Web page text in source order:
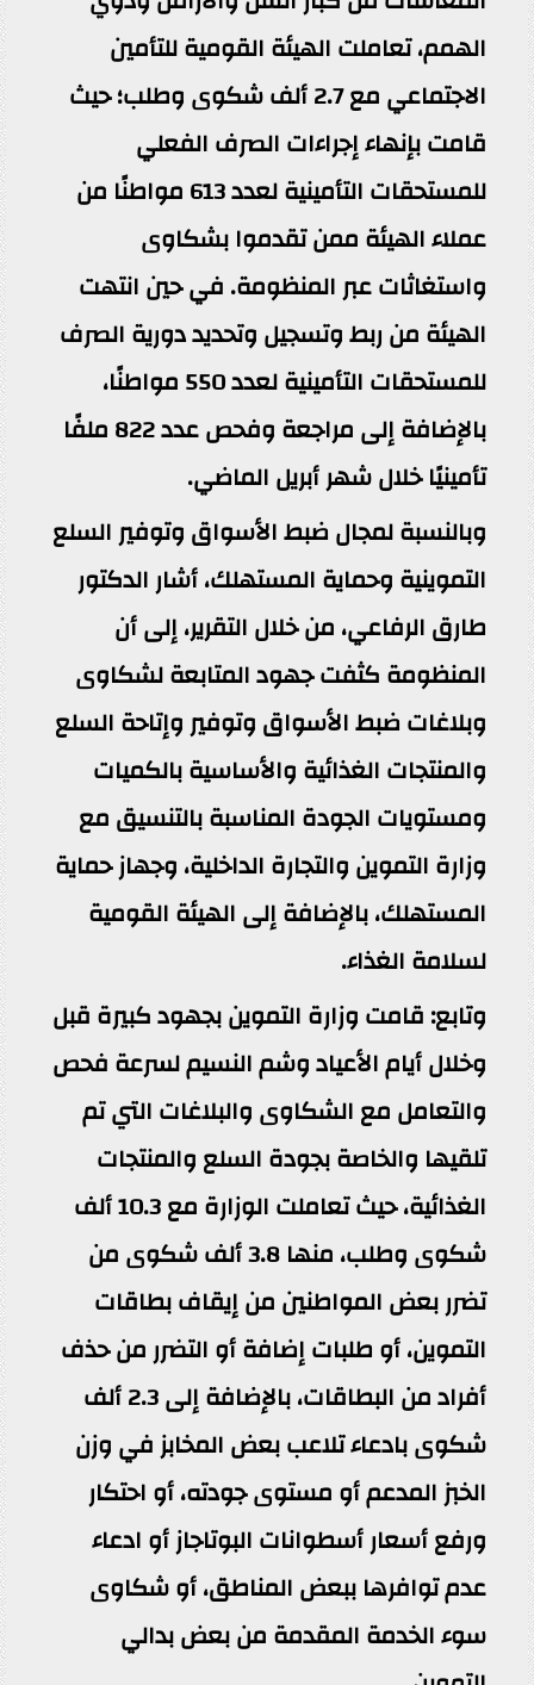
الهمم، تعاملت الهيئة القومية للتأمين
الاجتماعي مع 2.7 ألف شكوى وطلب؛ حيث
قامت بإنهاء إجراءات الصرف الفعلي
للمستحقات التأمينية لعدد 613 مواطنًا من
عملاء الهيئة ممن تقدموا بشكاوى
واستغاثات عبر المنظومة. في حين انتهت
الهيئة من ربط وتسجيل وتحديد دورية الصرف
للمستحقات التأمينية لعدد 550 مواطنًا،
بالإضافة إلى مراجعة وفحص عدد 822 ملفًا
تأمينيًا خلال شهر أبريل الماضي.
وبالنسبة لمجال ضبط الأسواق وتوفير السلع
التموينية وحماية المستهلك، أشار الدكتور
طارق الرفاعي، من خلال التقرير، إلى أن
المنظومة كثفت جهود المتابعة لشكاوى
وبلاغات ضبط الأسواق وتوفير وإتاحة السلع
والمنتجات الغذائية والأساسية بالكميات
ومستويات الجودة المناسبة بالتنسيق مع
وزارة التموين والتجارة الداخلية، وجهاز حماية
المستهلك، بالإضافة إلى الهيئة القومية
لسلامة الغذاء.
وتابع: قامت وزارة التموين بجهود كبيرة قبل
وخلال أيام الأعياد وشم النسيم لسرعة فحص
والتعامل مع الشكاوى والبلاغات التي تم
تلقيها والخاصة بجودة السلع والمنتجات
الغذائية، حيث تعاملت الوزارة مع 10.3 ألف
شكوى وطلب، منها 3.8 ألف شكوى من
تضرر بعض المواطنين من إيقاف بطاقات
التموين، أو طلبات إضافة أو التضرر من حذف
أفراد من البطاقات، بالإضافة إلى 2.3 ألف
شكوى بادعاء تلاعب بعض المخابز في وزن
الخبز المدعم أو مستوى جودته، أو احتكار
ورفع أسعار أسطوانات البوتاجاز أو ادعاء
عدم توافرها ببعض المناطق، أو شكاوى
سوء الخدمة المقدمة من بعض بدالي